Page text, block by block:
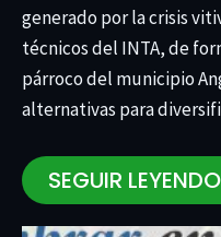
generado por la crisis
técnicos del INTA, de
párroco del municipio
alternativas para
SEGUIR LEYENDO